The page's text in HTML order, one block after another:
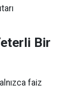
Bir
faiz